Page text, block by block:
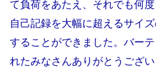
て負荷をあたえ、それでも何
自己記録を大幅に超えるサイ
することができました。バー
れたみなさんありがとうござい